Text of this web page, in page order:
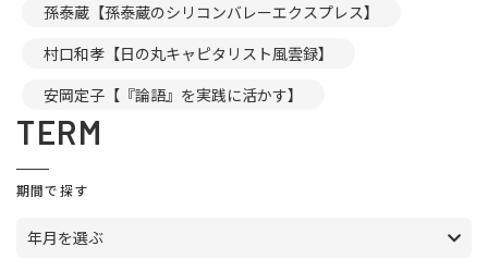
孫泰蔵【孫泰蔵のシリコンバレーエクスプレス】
村口和孝【日の丸キャピタリスト風雲録】
安岡定子【『論語』を実践に活かす】
TERM
期間で探す
年月を選ぶ